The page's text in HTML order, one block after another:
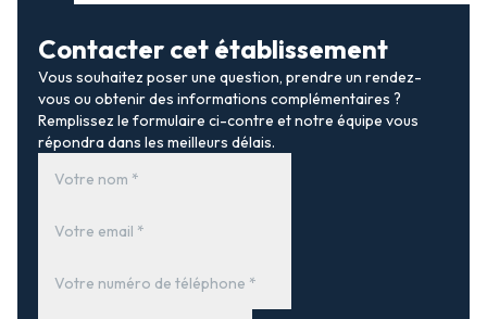
Contacter cet établissement
Vous souhaitez poser une question, prendre un rendez-
vous ou obtenir des informations complémentaires ?
Remplissez le formulaire ci-contre et notre équipe vous
répondra dans les meilleurs délais.